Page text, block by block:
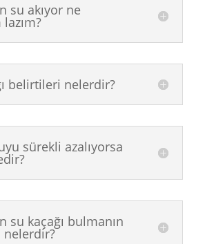
su akıyor ne
belirtileri nelerdir?
sürekli azalıyorsa
su kaçağı bulmanın
nelerdir?